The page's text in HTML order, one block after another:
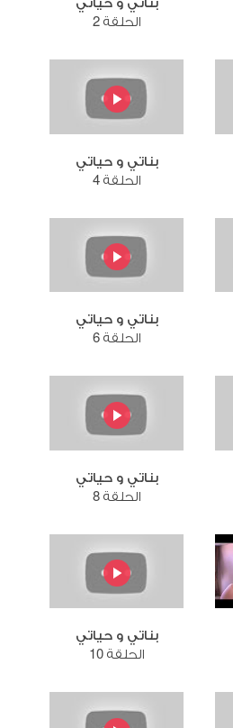
الحلقة 2
بناتي و حياتي
الحلقة 4
بناتي و حياتي
الحلقة 6
بناتي و حياتي
الحلقة 8
بناتي و حياتي
الحلقة 10